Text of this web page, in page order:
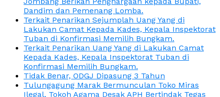
Dandim dan Pemenang Lomba.
Terkait Penarikan Sejumplah Uang Yang di
Lakukan Camat Kepada Kades, Kepala Inspektorat
Tuban di Konfirmasi Memilih Bungkam.
Terkait Penarikan Uang Yang di Lakukan Camat
Kepada Kades, Kepala Inspektorat Tuban di
Konfirmasi Memilih Bungkam.
Tidak Benar, ODGJ Dipasung 3 Tahun
Tulungagung Marak Bermunculan Toko Miras
Ilegal, Tokoh Agama Desak APH Bertindak Tegas